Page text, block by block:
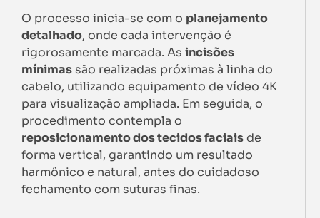
O processo inicia-se com o planejamento
detalhado, onde cada intervenção é
rigorosamente marcada. As incisões
mínimas são realizadas próximas à linha do
cabelo, utilizando equipamento de vídeo 4K
para visualização ampliada. Em seguida, o
procedimento contempla o
reposicionamento dos tecidos faciaisde
forma vertical, garantindo um resultado
harmônico e natural, antes do cuidadoso
fechamento com suturas finas.